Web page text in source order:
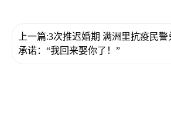
上一篇:3次推迟婚期 满洲里抗疫民警
承诺：“我回来娶你了！”